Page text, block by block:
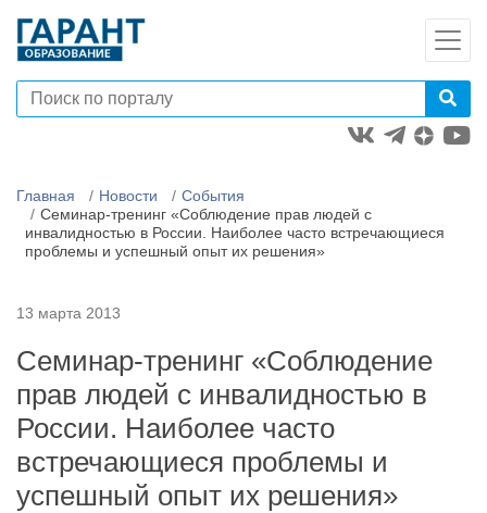
Главная Новости
События
Семинар-тренинг «Соблюдение прав людей с
инвалидностью в России. Наиболее часто встречающиеся
проблемы и успешный опыт их решения»
13 марта 2013
Семинар-тренинг «Соблюдение
прав людей с инвалидностью в
России. Наиболее часто
встречающиеся проблемы и
успешный опыт их решения»